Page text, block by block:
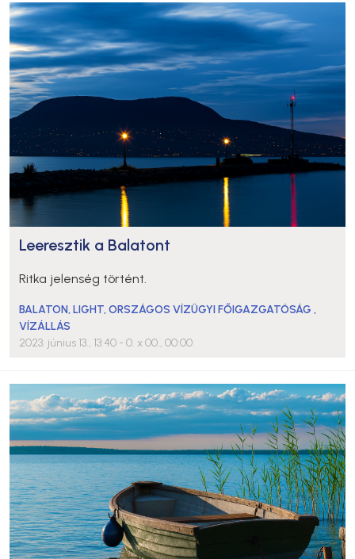
Leeresztik a Balatont
Ritka jelenség történt.
BALATON,LIGHT,ORSZÁGOS VÍZÜGYI FŐIGAZGATÓSÁG ,
VÍZÁLLÁS
2023. június 13., 13:40 - 0. x 00., 00:00